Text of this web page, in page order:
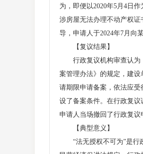
为，即便以2020年5月4日
涉房屋无法办理不动产权
导，申请人于2024年7月向
【复议结果】
行政复议机构审查认为，
案管理办法》的规定，建
请期限申请备案，依法应
设了备案条件。在行政复议
申请人当场撤回了行政复议
【典型意义】
“法无授权不可为”是行政